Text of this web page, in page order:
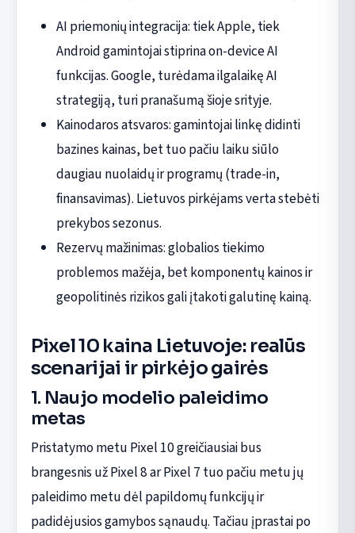
AI priemonių integracija: tiek Apple, tiek
Android gamintojai stiprina on-device AI
funkcijas. Google, turėdama ilgalaikę AI
strategiją, turi pranašumą šioje srityje.
Kainodaros atsvaros: gamintojai linkę didinti
bazines kainas, bet tuo pačiu laiku siūlo
daugiau nuolaidų ir programų (trade-in,
finansavimas). Lietuvos pirkėjams verta stebėti
prekybos sezonus.
Rezervų mažinimas: globalios tiekimo
problemos mažėja, bet komponentų kainos ir
geopolitinės rizikos gali įtakoti galutinę kainą.
Pixel 10 kaina Lietuvoje: realūs
scenarijai ir pirkėjo gairės
1. Naujo modelio paleidimo
metas
Pristatymo metu Pixel 10 greičiausiai bus
brangesnis už Pixel 8 ar Pixel 7 tuo pačiu metu jų
paleidimo metu dėl papildomų funkcijų ir
padidėjusios gamybos sąnaudų. Tačiau įprastai po